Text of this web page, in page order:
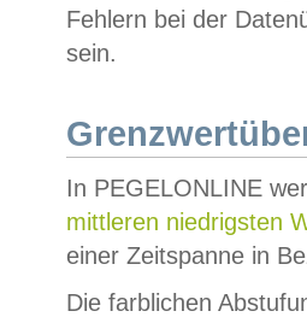
Fehlern bei der
sein.
In PEGELONLINE
mittleren niedrigsten
einer Zeitspanne in
Die farblichen